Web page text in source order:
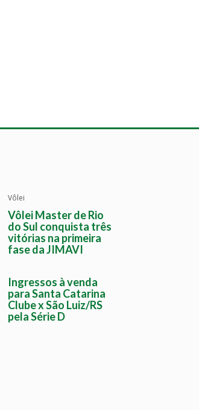
Vôlei
Vôlei Master de Rio
do Sul conquista três
vitórias na primeira
fase da JIMAVI
Ingressos à venda
para Santa Catarina
Clube x São Luiz/RS
pela Série D